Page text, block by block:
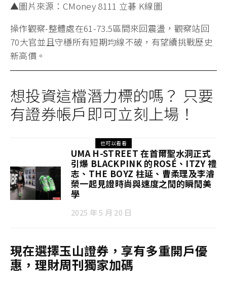
▲圖片來源：CMoney 8111 立碁 K線圖
操作觀察-整體處在61-73.5區間來回震盪，觀察站回
70大官並且守穩所有短期均線不破，有望續挑戰歷史
新高價。
想投資這檔潛力標的嗎？ 只要
有證券帳戶即可立刻上場！
也可以看看
UMA H-STREET 在首爾聖水洞正式
引爆 BLACKPINK 的ROSÉ、ITZY 禮
志、THE BOYZ 柱延、曹柔理及李濬
榮一起見證時尚與速度之間的瞬間美
學
2025 年 5 月 20 日
現在選擇玉山證券，享有多重開戶優
惠，理財周刊獨家加碼